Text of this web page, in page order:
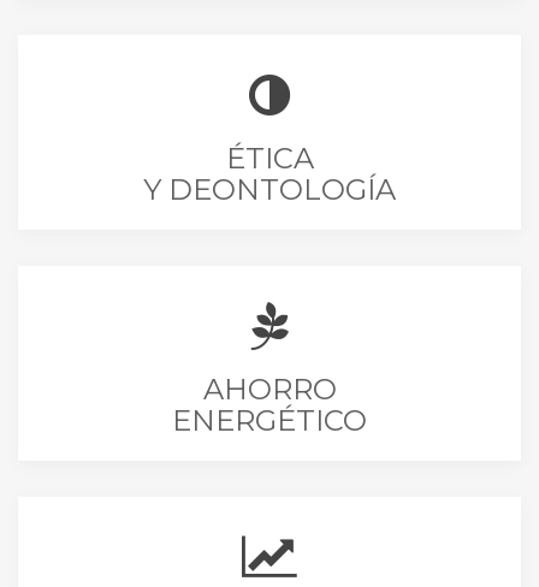
ÉTICA
Y DEONTOLOGÍA
AHORRO
ENERGÉTICO